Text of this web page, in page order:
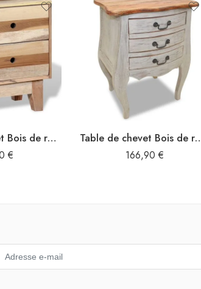
Table de chevet Bois de récupération massif
€
Table de chevet Bois de
166,90 €